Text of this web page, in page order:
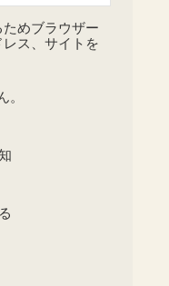
めブラウザー
ス、サイトを
。